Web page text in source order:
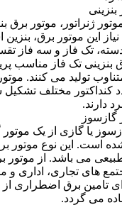
بنزینی
ژنراتور، موتور برق
این موتور برق،
دسته، تک فاز و سه فاز
بنزینی تک فاز مناسب
تولید می کنند.
کنداکتور مختلف تشکیل
دارند.
گازسوز
یا گازی از یک
است. این نوع موتور برق
می باشد. از موتور
های تجاری، اداری و
تامین برق اضطراری
می گردد.